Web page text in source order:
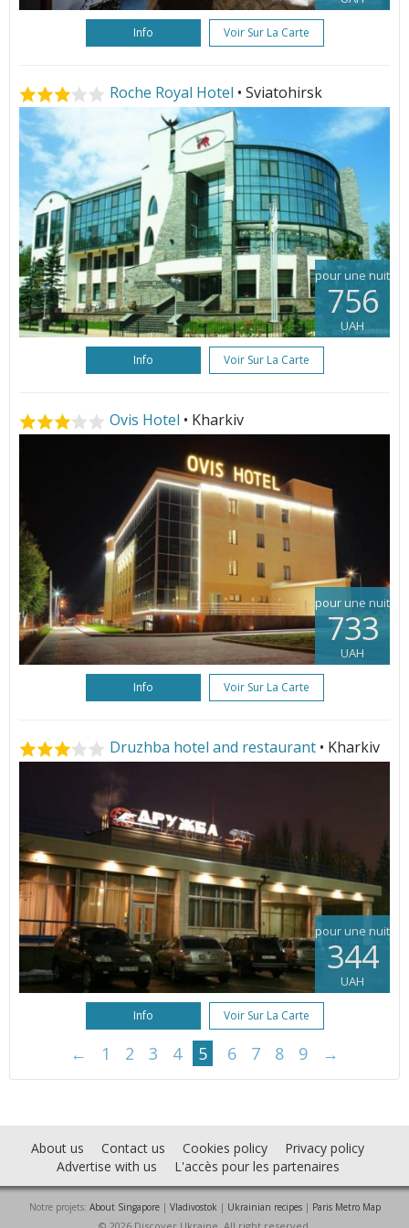
Info Voir Sur La Carte
Roche Royal Hotel • Sviatohirsk
pour une nuit
756
UAH
Info Voir Sur La Carte
Ovis Hotel • Kharkiv
pour une nuit
733
UAH
Info Voir Sur La Carte
Druzhba hotel and restaurant • Kharkiv
pour une nuit
344
UAH
Info Voir Sur La Carte
← 1 2 3 4 5 6 7 8 9 →
About us Contact us Cookies policy
Privacy policy
Advertise with us
L'accès pour les partenaires
Notre projets: About Singapore| Vladivostok | Ukrainian recipes| Paris Metro Map